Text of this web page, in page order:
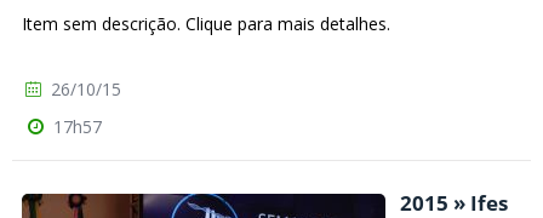
Item sem descrição. Clique para mais detalhes.
26/10/15
17h57
2015 » Ifes